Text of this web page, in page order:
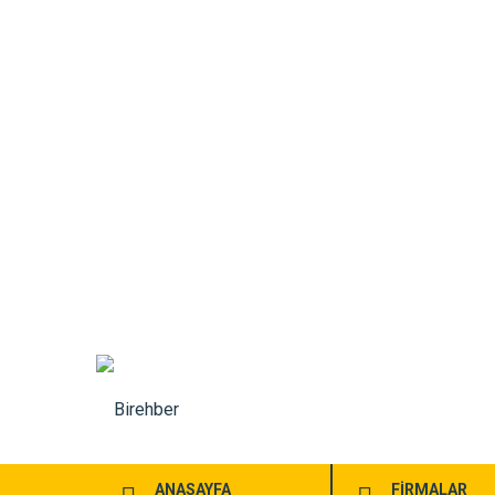
ANASAYFA FİRMALAR